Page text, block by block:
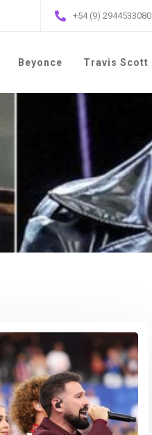
+54 (9) 2944533080
Beyonce Travis Scott